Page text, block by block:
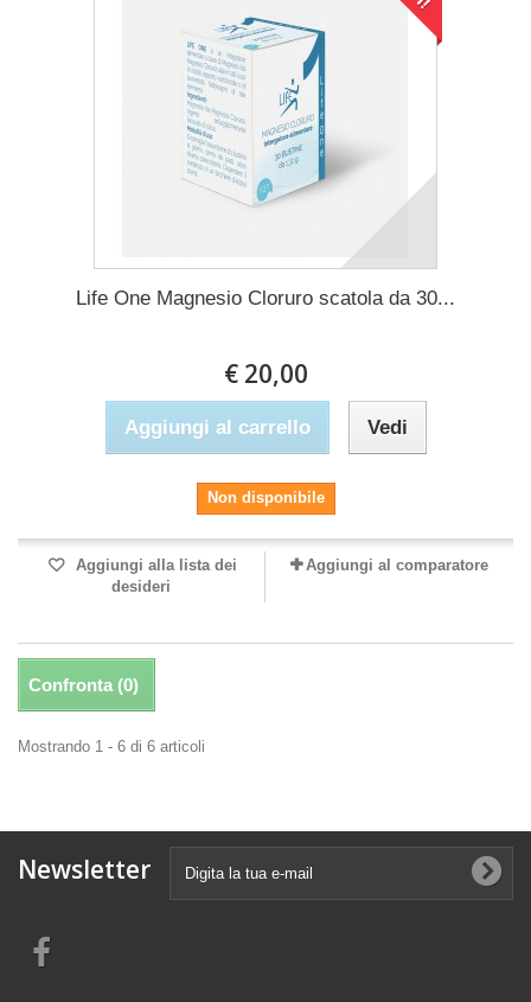
Life One Magnesio Cloruro scatola da 30...
€ 20,00
Aggiungi al carrello Vedi
Non disponibile
Aggiungi alla lista dei
desideri
Aggiungi al comparatore
Confronta (0)
Mostrando 1 - 6 di 6 articoli
Newsletter